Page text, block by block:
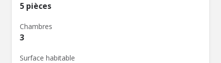
5 pièces
Chambres
3
Surface habitable